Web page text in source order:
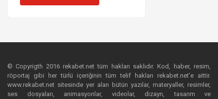
© Copyrigth 2016 rekabet.net tüm hakları saklıdır. Kod, haber, resim,
röportaj gibi her türlü içeriğinin tüm telif hakları rekabet.net’e aittir.
www.rekabet.net sitesinde yer alan bütün yazılar, materyaller, resimler,
ses dosyaları, animasyonlar, videolar, dizayn, tasarım ve